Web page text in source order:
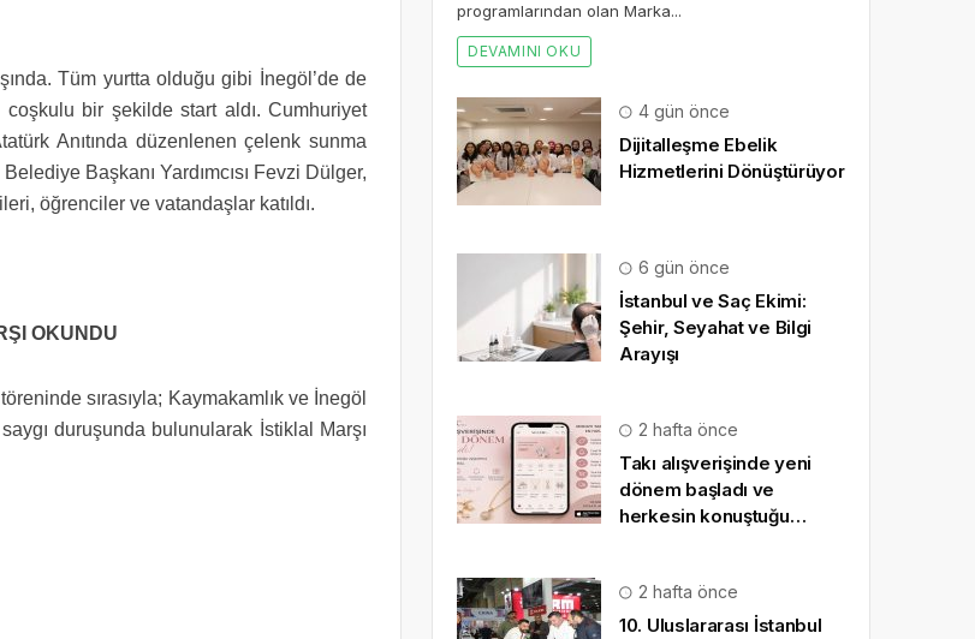
Tüm yurtta olduğu gibi İnegöl’de de
bir şekilde start aldı. Cumhuriyet
Anıtında düzenlenen çelenk sunma
Başkanı Yardımcısı Fevzi Dülger,
öğrenciler ve vatandaşlar katıldı.
OKUNDU
sırasıyla; Kaymakamlık ve İnegöl
duruşunda bulunularak İstiklal Marşı
programlarından olan Marka...
DEVAMINI OKU
4 gün önce
Dijitalleşme Ebelik
Hizmetlerini Dönüştürüyor
6 gün önce
İstanbul ve Saç Ekimi:
Şehir, Seyahat ve Bilgi
Arayışı
2 hafta önce
Takı alışverişinde yeni
dönem başladı ve
herkesin konuştuğu
2 hafta önce
10. Uluslararası İstanbul